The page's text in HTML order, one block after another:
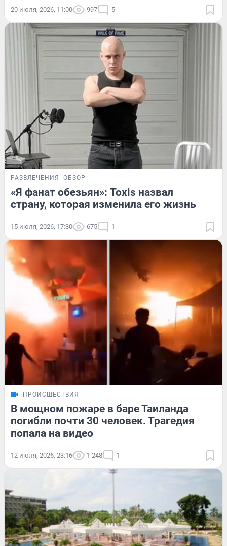
20 июля, 2026, 11:00 997 5
РАЗВЛЕЧЕНИЯ ОБЗОР
«Я фанат обезьян»: Toxis назвал
страну, которая изменила его жизнь
15 июля, 2026, 17:30 675 1
ПРОИСШЕСТВИЯ
В мощном пожаре в баре Таиланда
погибли почти 30 человек. Трагедия
попала на видео
12 июля, 2026, 23:16 1 248 1